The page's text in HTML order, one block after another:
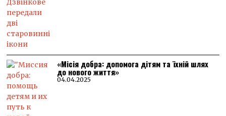
«Місія добра: допомога дітям та їхній шлях
до нового життя»
04.04.2025